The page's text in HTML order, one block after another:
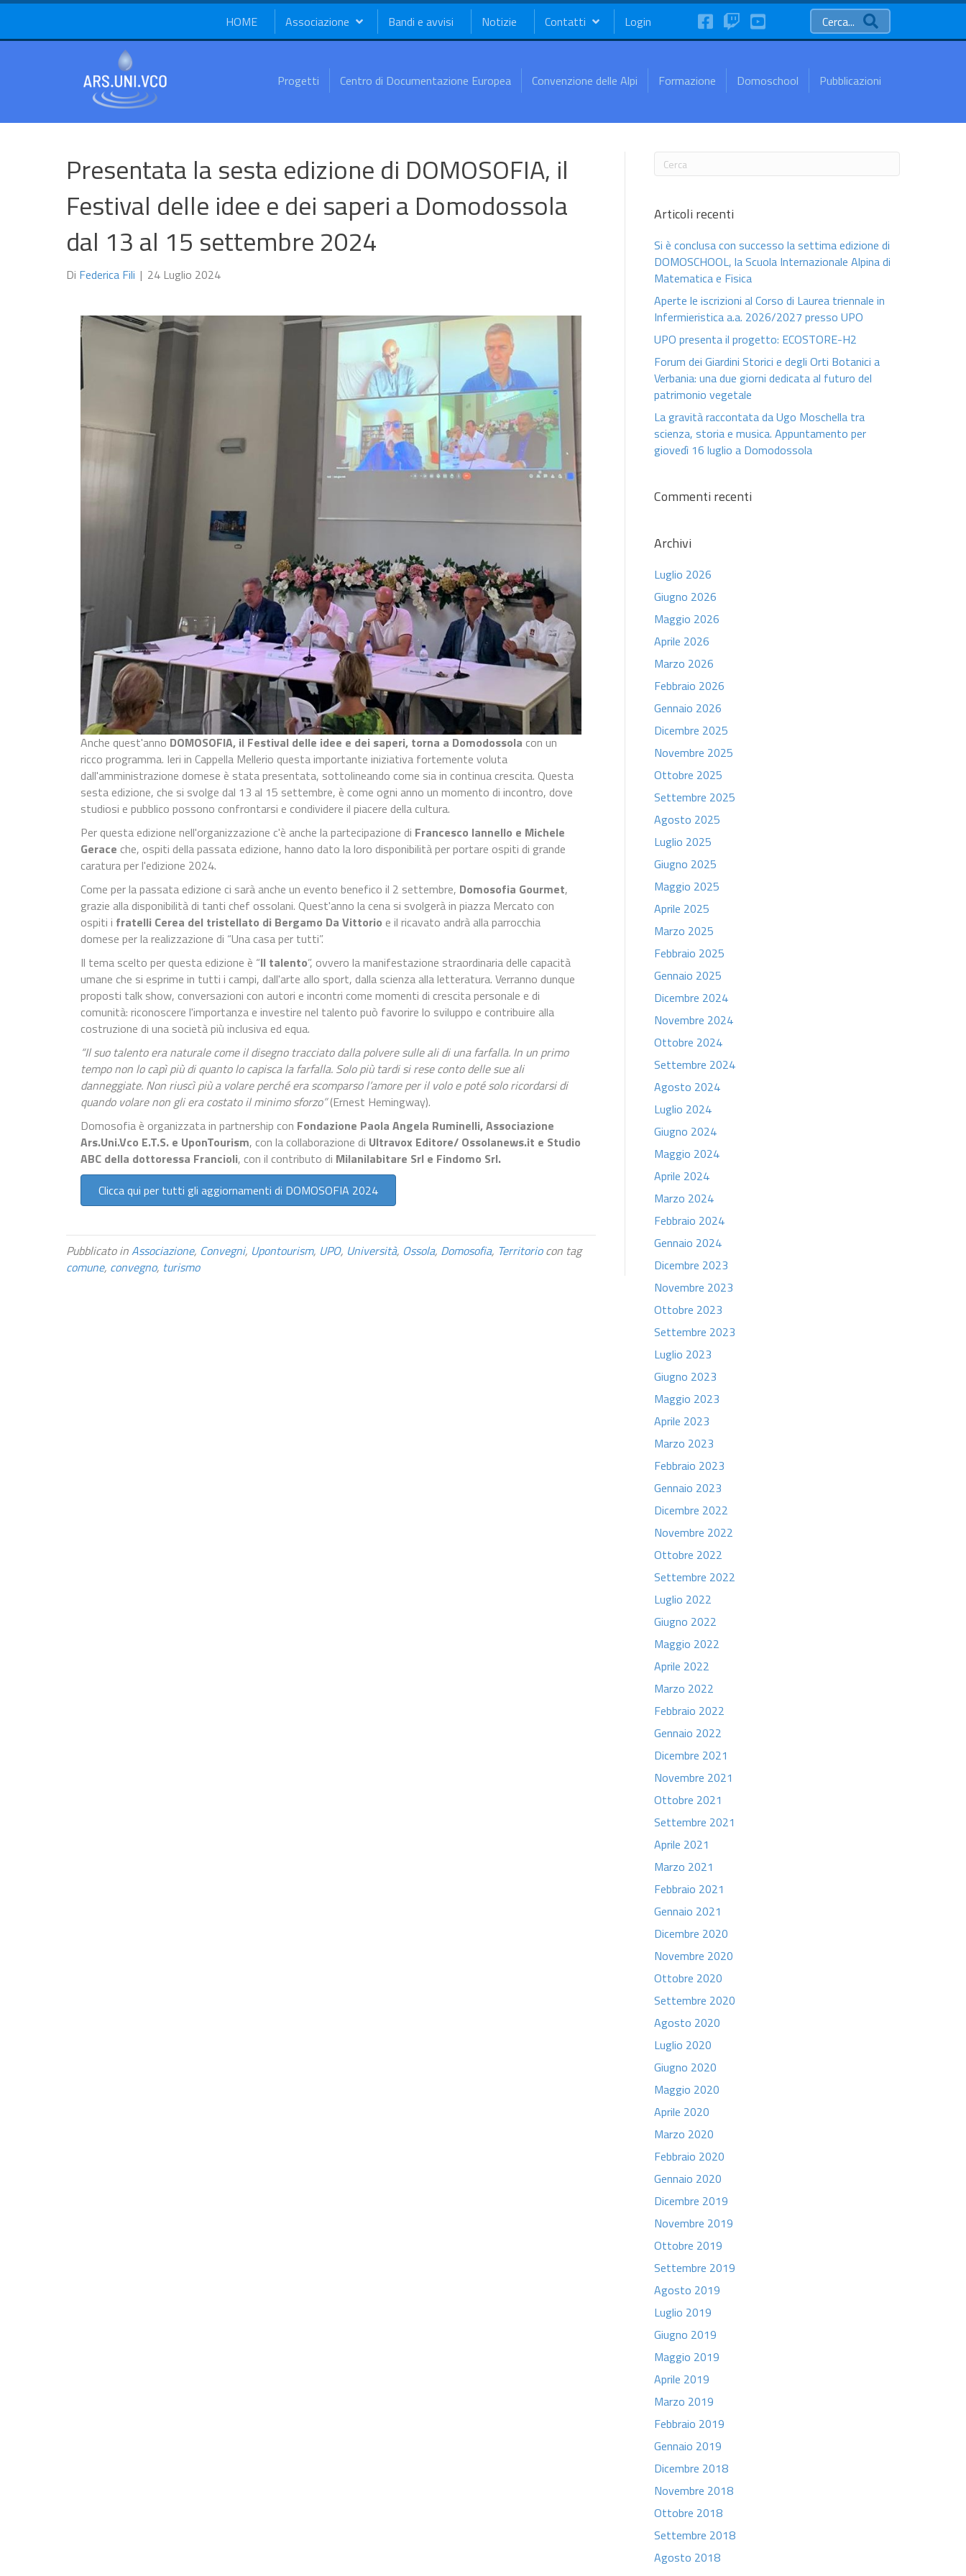
HOME Associazione Bandi e avvisi Notizie Contatti Login FaceBookTwitchYouTube Cerca...
Progetti Centro di Documentazione Europea Convenzione delle Alpi Formazione Domoschool Pubblicazioni
Presentata la sesta edizione di DOMOSOFIA, il
Festival delle idee e dei saperi a Domodossola
dal 13 al 15 settembre 2024
Di Federica Fili | 24 Luglio 2024
Anche quest'anno DOMOSOFIA, il Festival delle idee e dei saperi, torna a Domodossola con un
ricco programma. Ieri in Cappella Mellerio questa importante iniziativa fortemente voluta
dall'amministrazione domese è stata presentata, sottolineando come sia in continua crescita. Questa
sesta edizione, che si svolge dal 13 al 15 settembre, è come ogni anno un momento di incontro, dove
studiosi e pubblico possono confrontarsi e condividere il piacere della cultura.
Per questa edizione nell'organizzazione c'è anche la partecipazione di Francesco Iannello e Michele
Gerace che, ospiti della passata edizione, hanno dato la loro disponibilità per portare ospiti di grande
caratura per l'edizione 2024.
Come per la passata edizione ci sarà anche un evento benefico il 2 settembre, Domosofia Gourmet,
grazie alla disponibilità di tanti chef ossolani. Quest'anno la cena si svolgerà in piazza Mercato con
ospiti i fratelli Cerea del tristellato di Bergamo Da Vittorio e il ricavato andrà alla parrocchia
domese per la realizzazione di “Una casa per tutti”.
Il tema scelto per questa edizione è “Il talento”, ovvero la manifestazione straordinaria delle capacità
umane che si esprime in tutti i campi, dall'arte allo sport, dalla scienza alla letteratura. Verranno dunque
proposti talk show, conversazioni con autori e incontri come momenti di crescita personale e di
comunità: riconoscere l'importanza e investire nel talento può favorire lo sviluppo e contribuire alla
costruzione di una società più inclusiva ed equa.
“Il suo talento era naturale come il disegno tracciato dalla polvere sulle ali di una farfalla. In un primo
tempo non lo capì più di quanto lo capisca la farfalla. Solo più tardi si rese conto delle sue ali
danneggiate. Non riuscì più a volare perché era scomparso l’amore per il volo e poté solo ricordarsi di
quando volare non gli era costato il minimo sforzo”(Ernest Hemingway).
Domosofia è organizzata in partnership con Fondazione Paola Angela Ruminelli, Associazione
Ars.Uni.Vco E.T.S. e UponTourism, con la collaborazione di Ultravox Editore/ Ossolanews.it e Studio
ABC della dottoressa Francioli, con il contributo di Milanilabitare Srl e Findomo Srl.
Clicca qui per tutti gli aggiornamenti di DOMOSOFIA 2024
Pubblicato inAssociazione, Convegni, Upontourism, UPO, Università, Ossola, Domosofia, Territoriocon tag
comune, convegno, turismo
Articoli recenti
Si è conclusa con successo la settima edizione di
DOMOSCHOOL, la Scuola Internazionale Alpina di
Matematica e Fisica
Aperte le iscrizioni al Corso di Laurea triennale in
Infermieristica a.a. 2026/2027 presso UPO
UPO presenta il progetto: ECOSTORE-H2
Forum dei Giardini Storici e degli Orti Botanici a
Verbania: una due giorni dedicata al futuro del
patrimonio vegetale
La gravità raccontata da Ugo Moschella tra
scienza, storia e musica. Appuntamento per
giovedì 16 luglio a Domodossola
Commenti recenti
Archivi
Luglio 2026
Giugno 2026
Maggio 2026
Aprile 2026
Marzo 2026
Febbraio 2026
Gennaio 2026
Dicembre 2025
Novembre 2025
Ottobre 2025
Settembre 2025
Agosto 2025
Luglio 2025
Giugno 2025
Maggio 2025
Aprile 2025
Marzo 2025
Febbraio 2025
Gennaio 2025
Dicembre 2024
Novembre 2024
Ottobre 2024
Settembre 2024
Agosto 2024
Luglio 2024
Giugno 2024
Maggio 2024
Aprile 2024
Marzo 2024
Febbraio 2024
Gennaio 2024
Dicembre 2023
Novembre 2023
Ottobre 2023
Settembre 2023
Luglio 2023
Giugno 2023
Maggio 2023
Aprile 2023
Marzo 2023
Febbraio 2023
Gennaio 2023
Dicembre 2022
Novembre 2022
Ottobre 2022
Settembre 2022
Luglio 2022
Giugno 2022
Maggio 2022
Aprile 2022
Marzo 2022
Febbraio 2022
Gennaio 2022
Dicembre 2021
Novembre 2021
Ottobre 2021
Settembre 2021
Aprile 2021
Marzo 2021
Febbraio 2021
Gennaio 2021
Dicembre 2020
Novembre 2020
Ottobre 2020
Settembre 2020
Agosto 2020
Luglio 2020
Giugno 2020
Maggio 2020
Aprile 2020
Marzo 2020
Febbraio 2020
Gennaio 2020
Dicembre 2019
Novembre 2019
Ottobre 2019
Settembre 2019
Agosto 2019
Luglio 2019
Giugno 2019
Maggio 2019
Aprile 2019
Marzo 2019
Febbraio 2019
Gennaio 2019
Dicembre 2018
Novembre 2018
Ottobre 2018
Settembre 2018
Agosto 2018